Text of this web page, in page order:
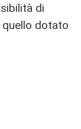
di
dotato